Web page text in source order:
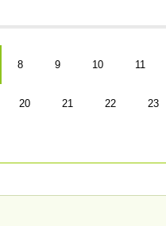
8 9 10 11
20 21 22 23